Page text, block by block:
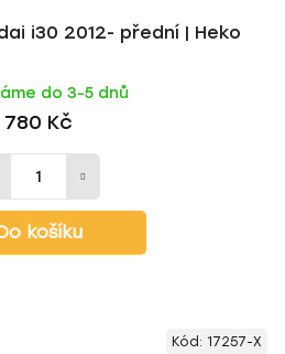
i30 2012- přední | Heko
do 3-5 dnů
780 Kč
košíku
Kód: 17257-X